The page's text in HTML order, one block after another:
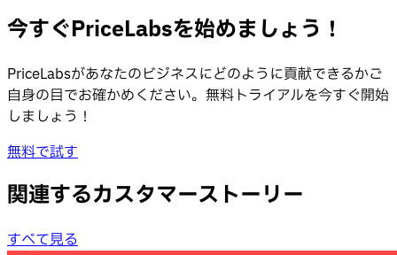
今すぐPriceLabsを始めましょう！
PriceLabsがあなたのビジネスにどのように貢献できるかご
自身の目でお確かめください。無料トライアルを今すぐ開始
しましょう！
無料で試す
関連するカスタマーストーリー
すべて見る